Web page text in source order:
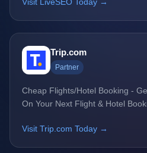
Visit LiveSEO Today →
Trip.com
Partner
Cheap Flights/Hotel Booking -
On Your Next Flight & Hotel
Visit Trip.com Today →